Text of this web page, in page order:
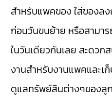
สำหรับแพคของ ใส่ของล
ก่อนวันขนย้าย หรือสามาร
ในวันเดียวกันเลย สะดวก
งานสำหรับงานแพคและเ
ดูแลทรัพย์สินต่างๆของลู